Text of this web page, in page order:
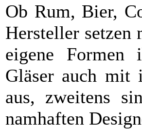
Ob Rum, Bier,
Hersteller setzen
eigene Formen
Gläser auch mit
aus, zweitens
namhaften